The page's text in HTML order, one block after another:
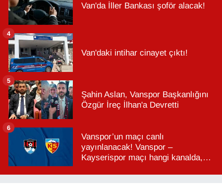
Van'da İller Bankası şoför alacak!
Van'daki intihar cinayet çıktı!
4
Şahin Aslan, Vanspor Başkanlığını
Özgür İreç İlhan'a Devretti
5
Vanspor’un maçı canlı
yayınlanacak! Vanspor –
Kayserispor maçı hangi kanalda,
6